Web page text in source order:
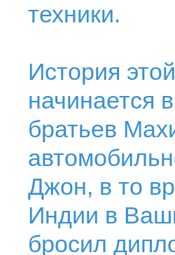
техники.
История
начинается
братьев
Джон, в то
Индии в
бросил